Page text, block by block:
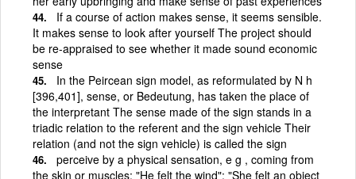
If a course of action makes sense, it seems sensible.
It makes sense to look after yourself The project should
be re-appraised to see whether it made sound economic
sense
In the Peircean sign model, as reformulated by N h
[396,401], sense, or Bedeutung, has taken the place of
the interpretant The sense made of the sign stands in a
triadic relation to the referent and the sign vehicle Their
relation (and not the sign vehicle) is called the sign
perceive by a physical sensation, e g , coming from
the skin or muscles; "He felt the wind"; "She felt an object